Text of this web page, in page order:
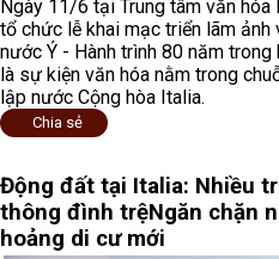
Ngày 11/6 tại Trung tâm văn
tổ chức lễ khai mạc triển lãm
nước Ý - Hành trình 80 năm
là sự kiện văn hóa nằm trong
lập nước Cộng hòa Italia.
Chia sẻ
Động đất tại Italia: Nhiều
thông đình trệNgăn chặn
hoảng di cư mới